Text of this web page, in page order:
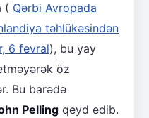
( Qərbi Avropada
təhlükəsindən
6 fevral), bu yay
öz
Bu barədə
Pelling qeyd edib.